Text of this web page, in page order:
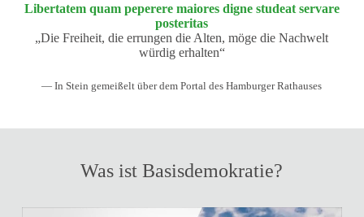
Libertatem quam peperere maiores digne studeat servare
posteritas
„Die Freiheit, die errungen die Alten, möge die Nachwelt
würdig erhalten“
— In Stein gemeißelt über dem Portal des Hamburger Rathauses
Was ist Basisdemokratie?